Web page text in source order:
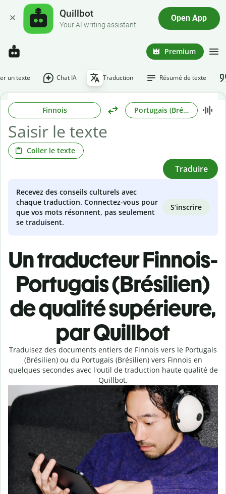
Quillbot
Your AI writing assistant
Open App
Premium
un texte Chat IA Traduction Résumé de texte
Finnois Portugais (Brésilien)
Coller le texte
Traduire
Recevez des conseils culturels avec
chaque traduction. Connectez-vous pour
que vos mots résonnent, pas seulement
se traduisent.
S’inscrire
Un traducteur Finnois-
Portugais (Brésilien)
de qualité supérieure,
par Quillbot
Traduisez des documents entiers de Finnois vers le Portugais
(Brésilien) ou du Portugais (Brésilien) vers Finnois en
quelques secondes avec l'outil de traduction haute qualité de
Quillbot.